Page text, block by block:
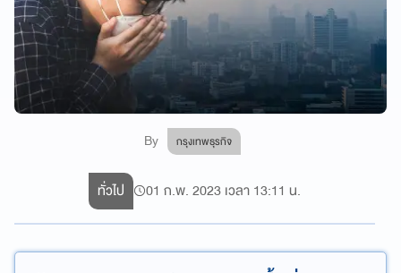
By กรุงเทพธุรกิจ
ทั่วไป 01 ก.พ. 2023 เวลา 13:11 น.